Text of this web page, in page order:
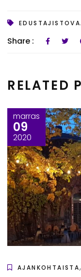
Share :
RELATED
marras
09
2020
AJANKOHTAISTA